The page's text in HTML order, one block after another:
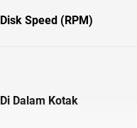
Disk Speed (RPM)
Di Dalam Kotak